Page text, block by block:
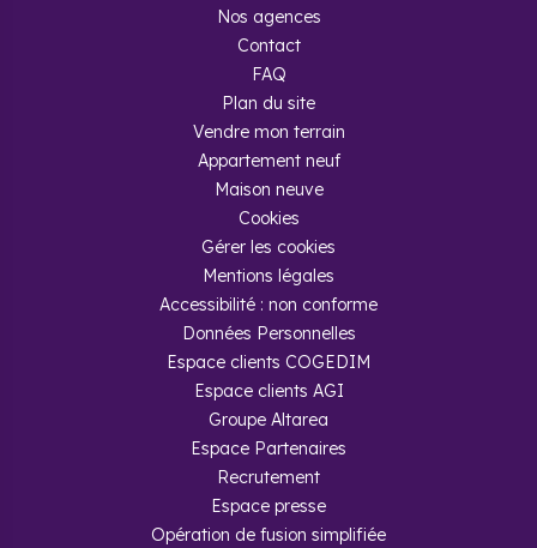
Nos agences
Contact
FAQ
Plan du site
Vendre mon terrain
Appartement neuf
Maison neuve
Cookies
Gérer les cookies
Mentions légales
Accessibilité : non conforme
Données Personnelles
Espace clients COGEDIM
Espace clients AGI
Groupe Altarea
Espace Partenaires
Recrutement
Espace presse
Opération de fusion simplifiée